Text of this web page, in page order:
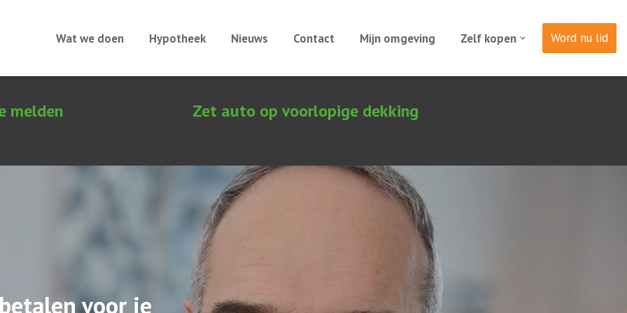
Wat we doen Hypotheek Nieuws Contact Mijn omgeving Zelf kopen Word nu lid
melden Zet auto op voorlopige dekking
voor je